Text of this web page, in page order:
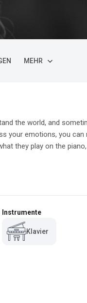
MEHR
the world, and
your emotions, you can
they play on the
Instrumente
Klavier